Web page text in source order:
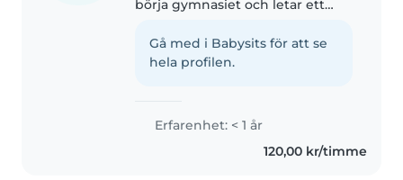
börja gymnasiet och letar ett
och ansvarsfull. På fritiden gillar
jag att vara med vänner och
Gå med i Babysits för att se
hela profilen.
Erfarenhet: < 1 år
120,00 kr/timme